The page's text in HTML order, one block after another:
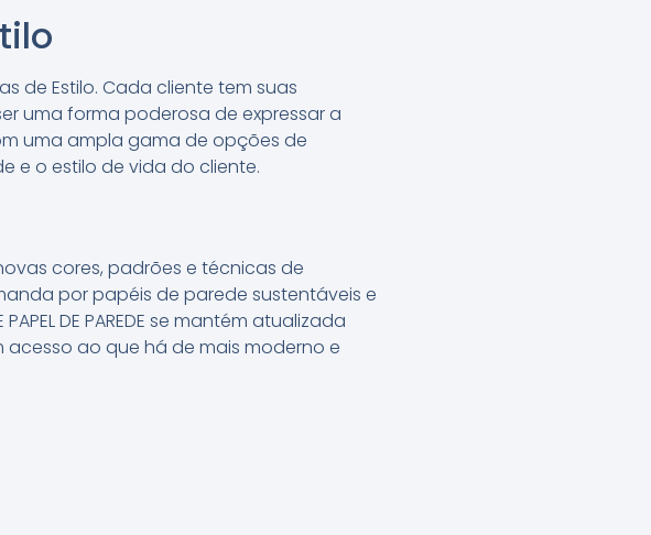
de Estilo. Cada cliente tem suas
uma forma poderosa de expressar a
com uma ampla gama de opções de
e o estilo de vida do cliente.
cores, padrões e técnicas de
por papéis de parede sustentáveis e
DE PAREDE se mantém atualizada
ao que há de mais moderno e